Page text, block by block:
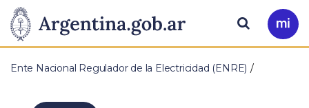
Presidencia
de
Pasar al contenido principal
Ir
a
Buscar
Ente Nacional Regulador de la Electricidad (ENRE)